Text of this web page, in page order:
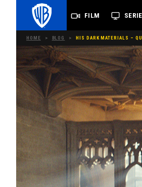
FILM
HOME > BLOG > HIS DARK MATERIALS –